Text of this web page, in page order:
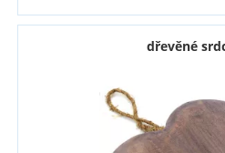
dřevěné